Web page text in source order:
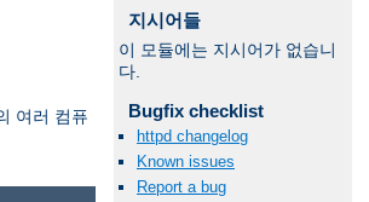
여러 컴퓨
지시어들
이 모듈에는 지시어가 없습니
다.
Bugfix checklist
httpd changelog
Known issues
Report a bug